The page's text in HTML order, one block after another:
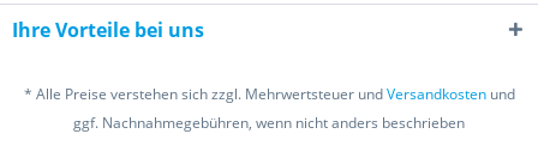
Ihre Vorteile bei uns
* Alle Preise verstehen sich zzgl. Mehrwertsteuer undVersandkostenund
ggf. Nachnahmegebühren, wenn nicht anders beschrieben